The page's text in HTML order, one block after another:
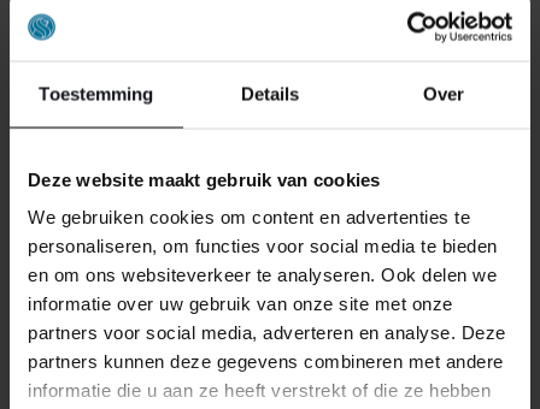
Toestemming Details Over
Deze website maakt gebruik van cookies
We gebruiken cookies om content en advertenties te
personaliseren, om functies voor social media te bieden
en om ons websiteverkeer te analyseren. Ook delen we
informatie over uw gebruik van onze site met onze
partners voor social media, adverteren en analyse. Deze
partners kunnen deze gegevens combineren met andere
informatie die u aan ze heeft verstrekt of die ze hebben
ONS RETOURBELEID
Individuell gestaltete Artikel wie Matratzen,
Rückgabebestimmungen und können von
uns nicht zurückgenommen werden.
Manchmal möchten Sie vielleicht eine Bestellung
zurückgeben. Vielleicht, weil Ihnen das Produkt nicht
gefällt, oder vielleicht gibt es einen anderen Grund,
warum Sie die Bestellung nicht wünschen. In jedem Fall